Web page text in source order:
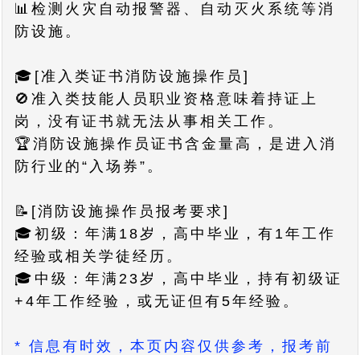
📊检测火灾自动报警器、自动灭火系统等消
防设施。
🎓[准入类证书消防设施操作员]
🚫准入类技能人员职业资格意味着持证上
岗，没有证书就无法从事相关工作。
🏆消防设施操作员证书含金量高，是进入消
防行业的“入场券”。
📝[消防设施操作员报考要求]
🎓初级：年满18岁，高中毕业，有1年工作
经验或相关学徒经历。
🎓中级：年满23岁，高中毕业，持有初级证
+4年工作经验，或无证但有5年经验。
* 信息有时效，本页内容仅供参考，报考前